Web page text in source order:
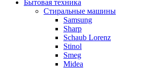
Бытовая техника
Стиральные машины
Samsung
Sharp
Schaub Lorenz
Stinol
Smeg
Midea